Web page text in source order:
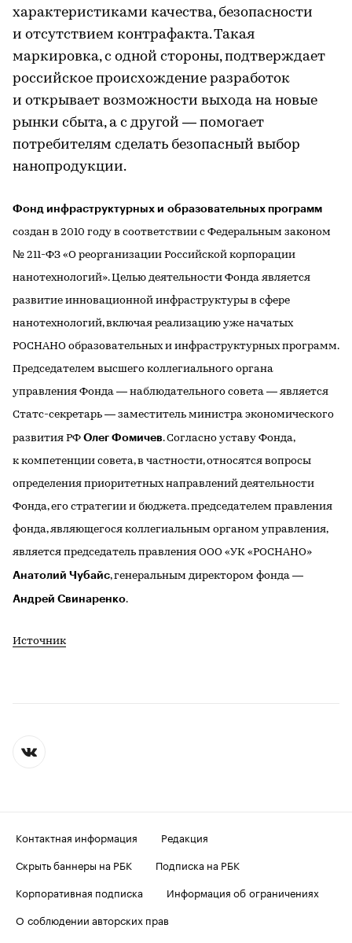
характеристиками качества, безопасности
и отсутствием контрафакта. Такая
маркировка, с одной стороны, подтверждает
российское происхождение разработок
и открывает возможности выхода на новые
рынки сбыта, а с другой — помогает
потребителям сделать безопасный выбор
нанопродукции.
Фонд инфраструктурных и образовательных программ
создан в 2010 году в соответствии с Федеральным законом
№ 211-ФЗ «О реорганизации Российской корпорации
нанотехнологий». Целью деятельности Фонда является
развитие инновационной инфраструктуры в сфере
нанотехнологий, включая реализацию уже начатых
РОСНАНО образовательных и инфраструктурных программ.
Председателем высшего коллегиального органа
управления Фонда — наблюдательного совета — является
Статс-секретарь — заместитель министра экономического
развития РФ Олег Фомичев. Согласно уставу Фонда,
к компетенции совета, в частности, относятся вопросы
определения приоритетных направлений деятельности
Фонда, его стратегии и бюджета. председателем правления
фонда, являющегося коллегиальным органом управления,
является председатель правления ООО «УК «РОСНАНО»
Анатолий Чубайс, генеральным директором фонда —
Андрей Свинаренко.
Источник
Контактная информация
Редакция
Скрыть баннеры на РБК
Подписка на РБК
Корпоративная подписка
Информация об ограничениях
О соблюдении авторских прав